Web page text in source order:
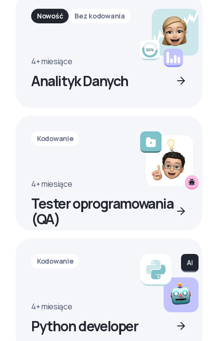
Nowość Bez kodowania
4+ miesiące
Analityk Danych
Kodowanie
4+ miesiące
Tester oprogramowania
(QA)
Kodowanie
4+ miesiące
Python developer